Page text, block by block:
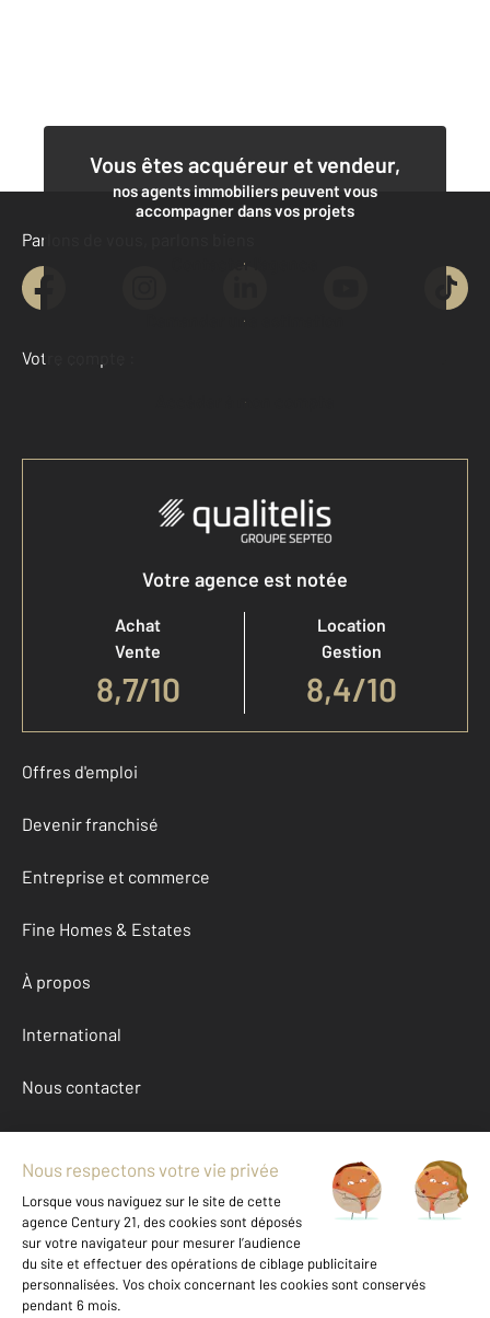
Vous êtes acquéreur et vendeur,
nos agents immobiliers peuvent vous
accompagner dans vos projets
Contacter l'agence
Demander une estimation
Parlons de vous, parlons biens
Votre compte :
Accéder à mon compte
Votre agence est notée
Achat
Vente
8,7/10
Location
Gestion
8,4/10
Offres d'emploi
Devenir franchisé
Entreprise et commerce
Fine Homes & Estates
À propos
International
Nous contacter
Mentions légales & CGU et Barèmes d'honoraires
Données personnelles
Gestionnaire des cookies